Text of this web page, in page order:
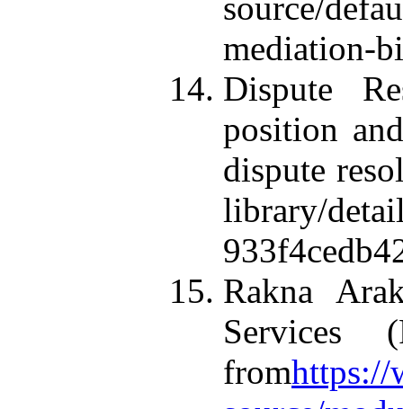
mediation-
Dispute
position
dispute
library/
Rakna
Services
fromhttps://